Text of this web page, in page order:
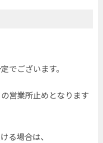
でございます。
営業所止めとなります
る場合は、